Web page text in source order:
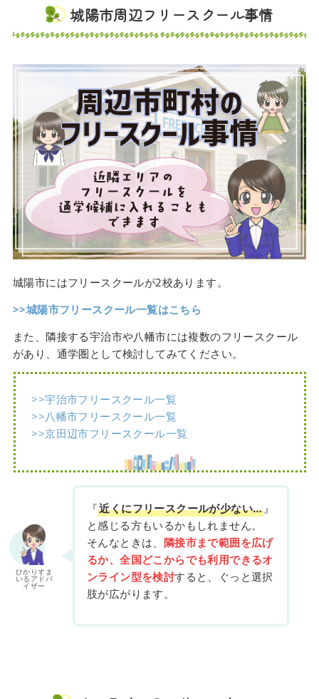
城陽市周辺フリースクール事情
城陽市にはフリースクールが2校あります。
>>城陽市フリースクール一覧はこちら
また、隣接する宇治市や八幡市には複数のフリースクール
があり、通学圏として検討してみてください。
>>宇治市フリースクール一覧
>>八幡市フリースクール一覧
>>京田辺市フリースクール一覧
ひかりすま
いるアドバ
イザー
『近くにフリースクールが少ない… 』
と感じる方もいるかもしれません。
そんなときは、 隣接市まで範囲を広げ
るか、全国どこからでも利用できるオ
ンライン型を検討すると、ぐっと選択
肢が広がります。